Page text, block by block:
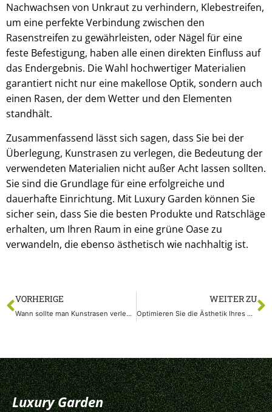
Nachwachsen von Unkraut zu verhindern, Klebestreifen,
um eine perfekte Verbindung zwischen den
Rasenstreifen zu gewährleisten, oder Nägel für eine
feste Befestigung, haben alle einen direkten Einfluss auf
das Endergebnis. Die Wahl hochwertiger Materialien
garantiert nicht nur eine makellose Optik, sondern auch
einen Rasen, der dem Wetter und den Elementen
standhält.
Zusammenfassend lässt sich sagen, dass Sie bei der
Überlegung, Kunstrasen zu verlegen, die Bedeutung der
verwendeten Materialien nicht außer Acht lassen sollten.
Sie sind die Grundlage für eine erfolgreiche und
dauerhafte Einrichtung. Mit Luxury Garden können Sie
sicher sein, dass Sie die besten Produkte und Ratschläge
erhalten, um Ihren Raum in eine grüne Oase zu
verwandeln, die ebenso ästhetisch wie nachhaltig ist.
VORHERIGE
Wann sollte man Kunstrasen verlegen?
WEITER ZU
Optimieren Sie die Ästhetik Ihres Hauses mit Kunstrasen und Japanischen Stufen
Luxury Garden